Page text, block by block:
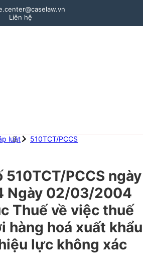
Liên hệ
luật 510TCT/PCCS
510TCT/PCCS ngày
Ngày 02/03/2004
Thuế về việc thuế
hàng hoá xuất khẩu
lực không xác